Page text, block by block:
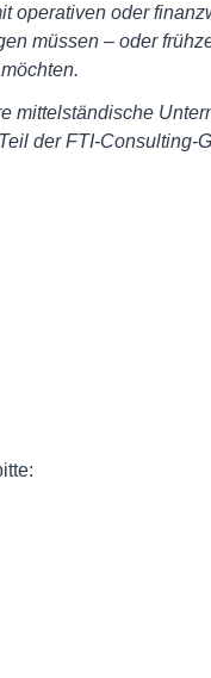
operativen oder
müssen – oder
mittelständische
der FTI-Consulting-